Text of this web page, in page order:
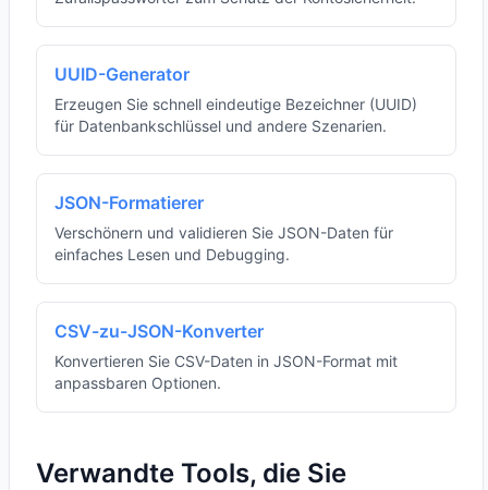
UUID-Generator
Erzeugen Sie schnell eindeutige Bezeichner (UUID)
für Datenbankschlüssel und andere Szenarien.
JSON-Formatierer
Verschönern und validieren Sie JSON-Daten für
einfaches Lesen und Debugging.
CSV-zu-JSON-Konverter
Konvertieren Sie CSV-Daten in JSON-Format mit
anpassbaren Optionen.
Verwandte Tools, die Sie